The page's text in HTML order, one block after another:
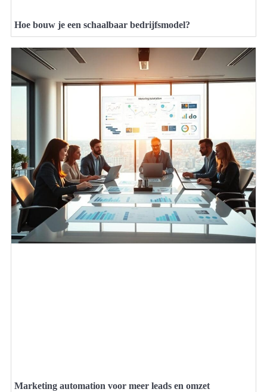
Hoe bouw je een schaalbaar bedrijfsmodel?
Marketing automation voor meer leads en omzet